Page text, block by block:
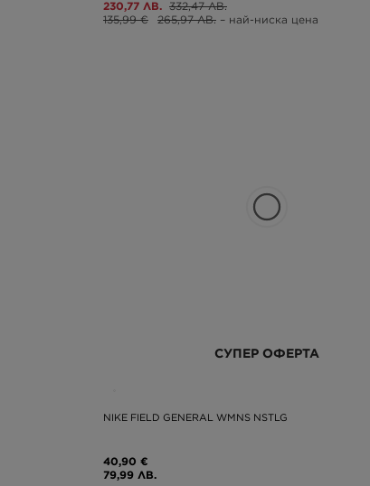
230,77 ЛВ. 332,47 ЛВ.
135,99 €
265,97 ЛВ. – най-ниска цена
СУПЕР ОФЕРТА
NIKE FIELD GENERAL WMNS NSTLG
40,90 €
79,99 ЛВ.